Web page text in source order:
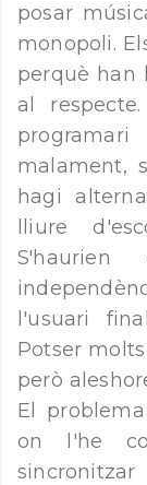
posar
monopoli.
perquè han
al
malament,
hagi
lliure
l'usuari
Potser
però
El
on l'he